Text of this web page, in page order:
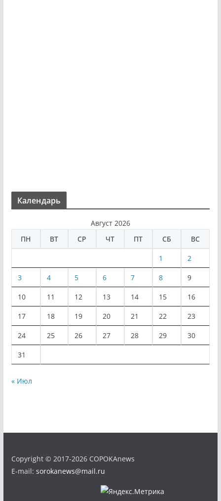
Календарь
Август 2026
ПН
ВТ СР ЧТ ПТ СБ ВС
1 2
3 4 5 6 7 8 9
10 11 12 13 14 15 16
17 18 19 20 21 22 23
24 25 26 27 28 29 30
31
« Июл
Copyright © 2017-2026 COPOKAnews
E-mail: sorokanews@mail.ru